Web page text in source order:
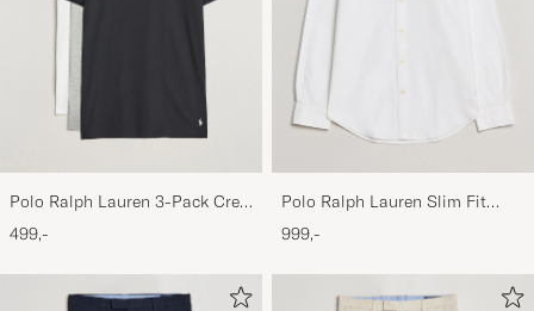
Polo Ralph Lauren 3-Pack Crew
Neck T-Shirt
White/Black/Andover Heather
499,-
Polo Ralph Lauren Slim Fit
Shirt Oxford White
999,-